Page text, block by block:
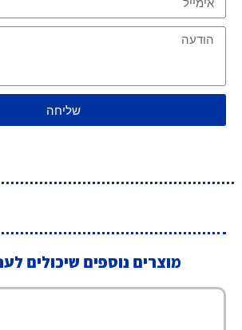
שליחה
מוצרים נוספים שיכולים